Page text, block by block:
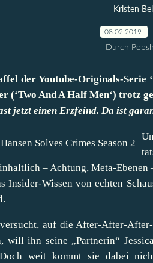
Kristen Bell
08.02.2019
Durch
der Youtube-Originals-Serie
(‘Two And A Half Men‘) trotz
jetzt einen Erzfeind. Da ist
– Achtung, Meta-
Insider-Wissen von echten
auf die After-After-
will ihn seine „Partnerin“
weit kommt sie dabei